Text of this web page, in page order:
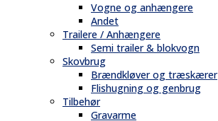
Vogne og anhængere
Andet
Trailere / Anhængere
Semi trailer & blokvogn
Skovbrug
Brændkløver og træskærer
Flishugning og genbrug
Tilbehør
Gravarme